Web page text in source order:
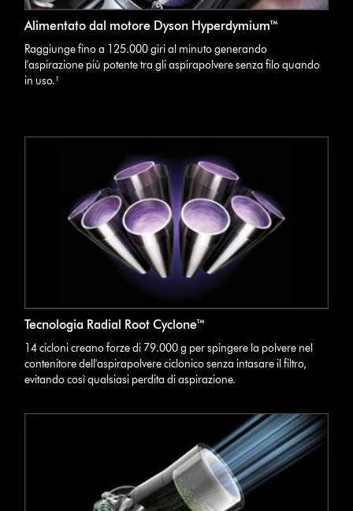
Alimentato dal motore Dyson Hyperdymium™
Raggiunge fino a 125.000 giri al minuto generando
l'aspirazione più potente tra gli aspirapolvere senza filo quando
in uso.¹
Tecnologia Radial Root Cyclone™
14 cicloni creano forze di 79.000 g per spingere la polvere nel
contenitore dell'aspirapolvere ciclonico senza intasare il filtro,
evitando così qualsiasi perdita di aspirazione.